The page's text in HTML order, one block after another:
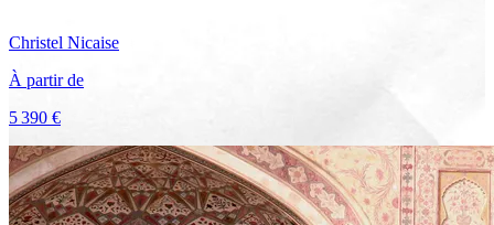
Christel Nicaise
À partir de
5 390 €
Voir le voyage